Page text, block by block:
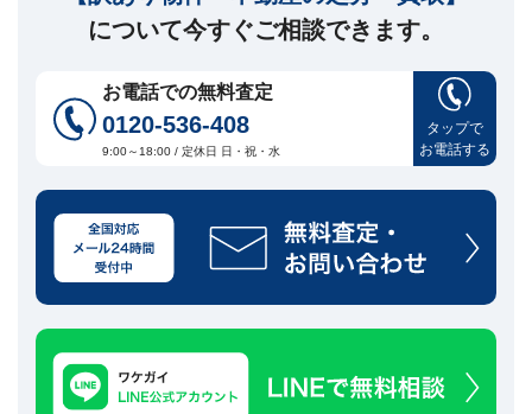
売
に
つ
い
て
有
分・
空
き
家・
築
不
可
な
ど
▾
について今すぐご相談できます。
お電話での無料査定
0120-536-408
9:00～18:00 / 定休日 日・祝・水
タップで
お電話する